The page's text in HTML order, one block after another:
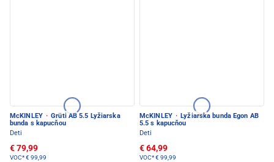
McKINLEY · Grüti AB 5.5 Lyžiarska
bunda s kapucňou
Deti
€ 79,99
VOC*€ 99,99
McKINLEY · Lyžiarska bunda Egon AB
5.5 s kapucňou
Deti
€ 64,99
VOC*€ 99,99